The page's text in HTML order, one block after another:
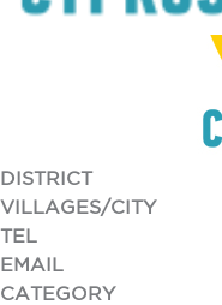
DISTRICT
VILLAGES/CITY
TEL
EMAIL
CATEGORY